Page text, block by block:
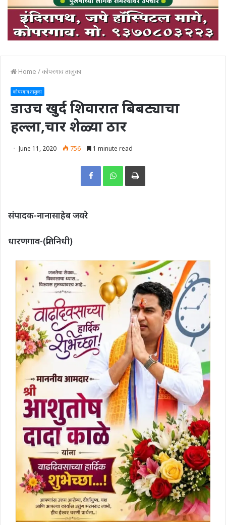
Home /कोपरगाव तालुका
कोपरगाव तालुका
डाउच खुर्द शिवारात बिबट्याचा
हल्ला,चार शेळ्या ठार
June 11, 2020 756 1 minute read
Print
संपादक-नानासाहेब जवरे
धारणगाव-(प्रतिनिधी)